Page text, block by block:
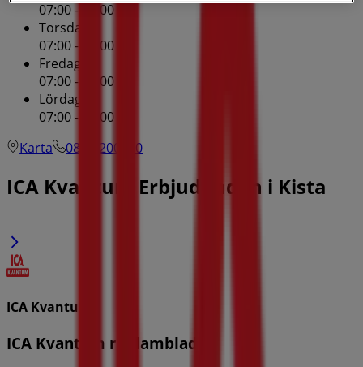
07:00 - 22:00
Torsdag
07:00 - 22:00
Fredag
07:00 - 22:00
Lördag
07:00 - 22:00
Karta
08-12200500
ICA Kvantum Erbjudanden i Kista
ICA Kvantum
ICA Kvantum reklamblad